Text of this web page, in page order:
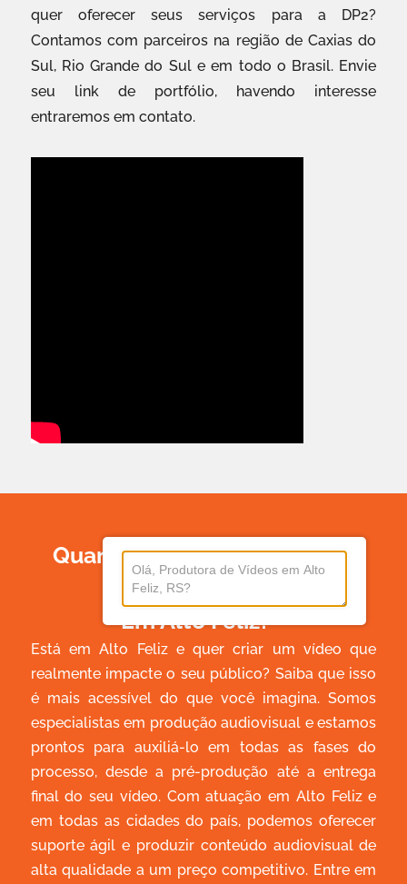
quer oferecer seus serviços para a DP2?
Contamos com parceiros na região de Caxias do
Sul, Rio Grande do Sul e em todo o Brasil. Envie
seu link de portfólio, havendo interesse
entraremos em contato.
Quanto Custa Produzir Um
Vídeo
Em Alto Feliz?
Está em Alto Feliz e quer criar um vídeo que
realmente impacte o seu público? Saiba que isso
é mais acessível do que você imagina. Somos
especialistas em produção audiovisual e estamos
prontos para auxiliá-lo em todas as fases do
processo, desde a pré-produção até a entrega
final do seu vídeo. Com atuação em Alto Feliz e
em todas as cidades do país, podemos oferecer
suporte ágil e produzir conteúdo audiovisual de
alta qualidade a um preço competitivo. Entre em